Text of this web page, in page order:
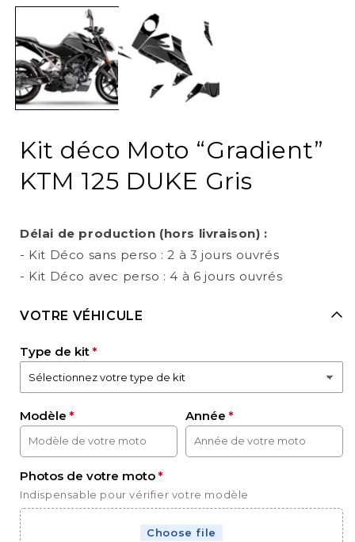
media
modal
Kit déco Moto “Gradient”
KTM 125 DUKE Gris
Délai de production (hors livraison) :
- Kit Déco sans perso : 2 à 3 jours ouvrés
- Kit Déco avec perso : 4 à 6 jours ouvrés
VOTRE VÉHICULE
Type de kit
Modèle Année
Photos de votre moto
Indispensable pour vérifier votre modèle
Choose file